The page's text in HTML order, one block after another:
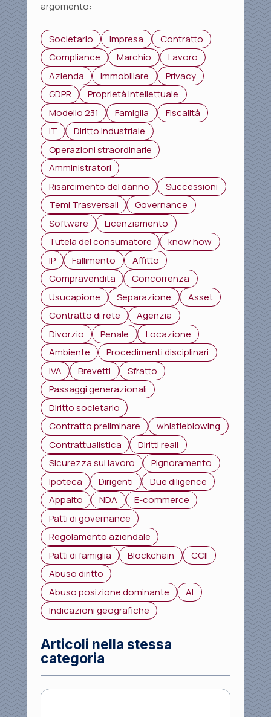
argomento:
Societario Impresa
Contratto
Compliance
Marchio
Lavoro
Azienda
Immobiliare
Privacy
GDPR
Proprietà intellettuale
Modello 231
Famiglia
Fiscalità
IT
Diritto industriale
Operazioni straordinarie
Amministratori
Risarcimento del danno
Successioni
Temi Trasversali
Governance
Software
Licenziamento
Tutela del consumatore
know how
IP
Fallimento
Affitto
Compravendita
Concorrenza
Usucapione
Separazione
Asset
Contratto di rete
Agenzia
Divorzio
Penale
Locazione
Ambiente
Procedimenti disciplinari
IVA
Brevetti
Sfratto
Passaggi generazionali
Diritto societario
Contratto preliminare
whistleblowing
Contrattualistica
Diritti reali
Sicurezza sul lavoro
Pignoramento
Ipoteca
Dirigenti
Due diligence
Appalto
NDA
E-commerce
Patti di governance
Regolamento aziendale
Patti di famiglia
Blockchain
CCII
Abuso diritto
Abuso posizione dominante
AI
Indicazioni geografiche
Articoli nella stessa
categoria